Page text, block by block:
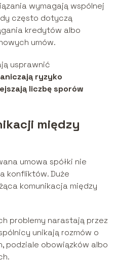
wymagają wspólnej
często dotyczą
kredytów albo
umów.
usprawnić
ryzyko
liczbę sporów
między
umowa spółki nie
konfliktów. Duże
komunikacja między
problemy narastają przez
unikają rozmów o
podziale obowiązków albo